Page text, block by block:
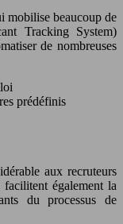
mobilise beaucoup de
Tracking System)
de nombreuses
prédéfinis
aux recruteurs
également la
du processus de